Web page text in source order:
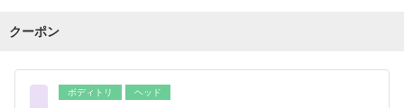
クーポン
ボディトリ ヘッド